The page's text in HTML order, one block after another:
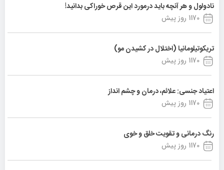
نادولول و هر آنچه باید درمورد این قرص خوراکی بدانید!
1170 روز پیش
تریکوتیلومانیا (اختلال در کشیدن مو)
1170 روز پیش
اعتیاد جنسی: علائم، درمان و چشم انداز
1170 روز پیش
رنگ درمانی و تقویت خلق و خوی
1170 روز پیش